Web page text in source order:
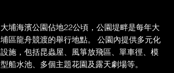
大埔海濱公園佔地22公頃，公園堤畔是每年大
埔區龍舟競渡的舉行地點。 公園內提供多元化
設施，包括昆蟲屋、風箏放飛區、單車徑、模
型船水池、多個主題花園及露天劇場等。